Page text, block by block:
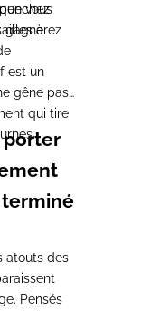
vous
à
gagnerez
est un
gêne pas
qui tire
porter
atouts des
Pensés